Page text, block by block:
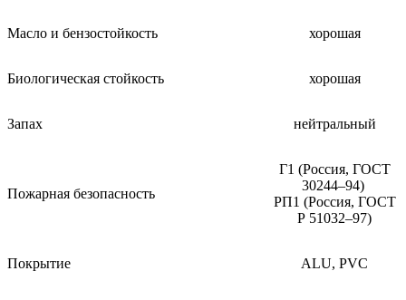
Масло и бензостойкость хорошая
Биологическая стойкость хорошая
Запах нейтральный
Пожарная безопасность
Г1 (Россия, ГОСТ
30244–94)
РП1 (Россия, ГОСТ
Р 51032–97)
Покрытие ALU, PVC